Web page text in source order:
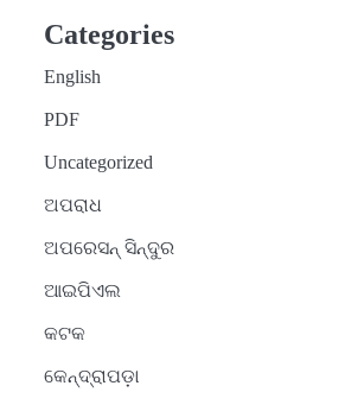
Categories
English
PDF
Uncategorized
ଅପରାଧ
ଅପରେସନ୍ ସିନ୍ଦୁର
ଆଇପିଏଲ
କଟକ
କେନ୍ଦ୍ରାପଡ଼ା